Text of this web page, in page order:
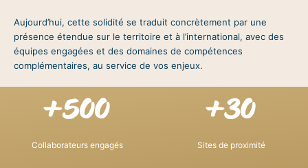
Aujourd’hui, cette solidité se traduit concrètement par une
présence étendue sur le territoire et à l’international, avec des
équipes engagées et des domaines de compétences
complémentaires, au service de vos enjeux.
Collaborateurs engagés
+500
Sites de proximité
+30